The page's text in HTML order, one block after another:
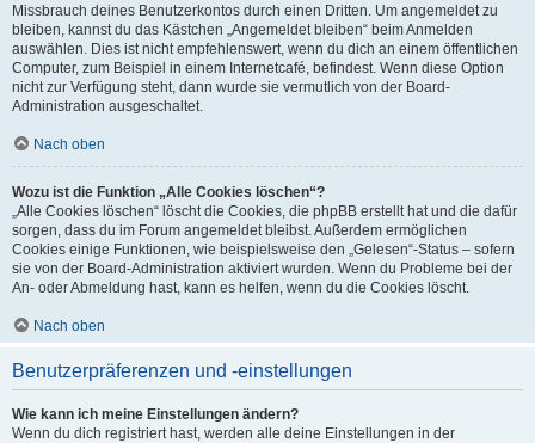
Missbrauch deines Benutzerkontos durch einen Dritten. Um angemeldet zu
bleiben, kannst du das Kästchen „Angemeldet bleiben“ beim Anmelden
auswählen. Dies ist nicht empfehlenswert, wenn du dich an einem öffentlichen
Computer, zum Beispiel in einem Internetcafé, befindest. Wenn diese Option
nicht zur Verfügung steht, dann wurde sie vermutlich von der Board-
Administration ausgeschaltet.
Nach oben
Wozu ist die Funktion „Alle Cookies löschen“?
„Alle Cookies löschen“ löscht die Cookies, die phpBB erstellt hat und die dafür
sorgen, dass du im Forum angemeldet bleibst. Außerdem ermöglichen
Cookies einige Funktionen, wie beispielsweise den „Gelesen“-Status – sofern
sie von der Board-Administration aktiviert wurden. Wenn du Probleme bei der
An- oder Abmeldung hast, kann es helfen, wenn du die Cookies löscht.
Nach oben
Benutzerpräferenzen und -einstellungen
Wie kann ich meine Einstellungen ändern?
Wenn du dich registriert hast, werden alle deine Einstellungen in der